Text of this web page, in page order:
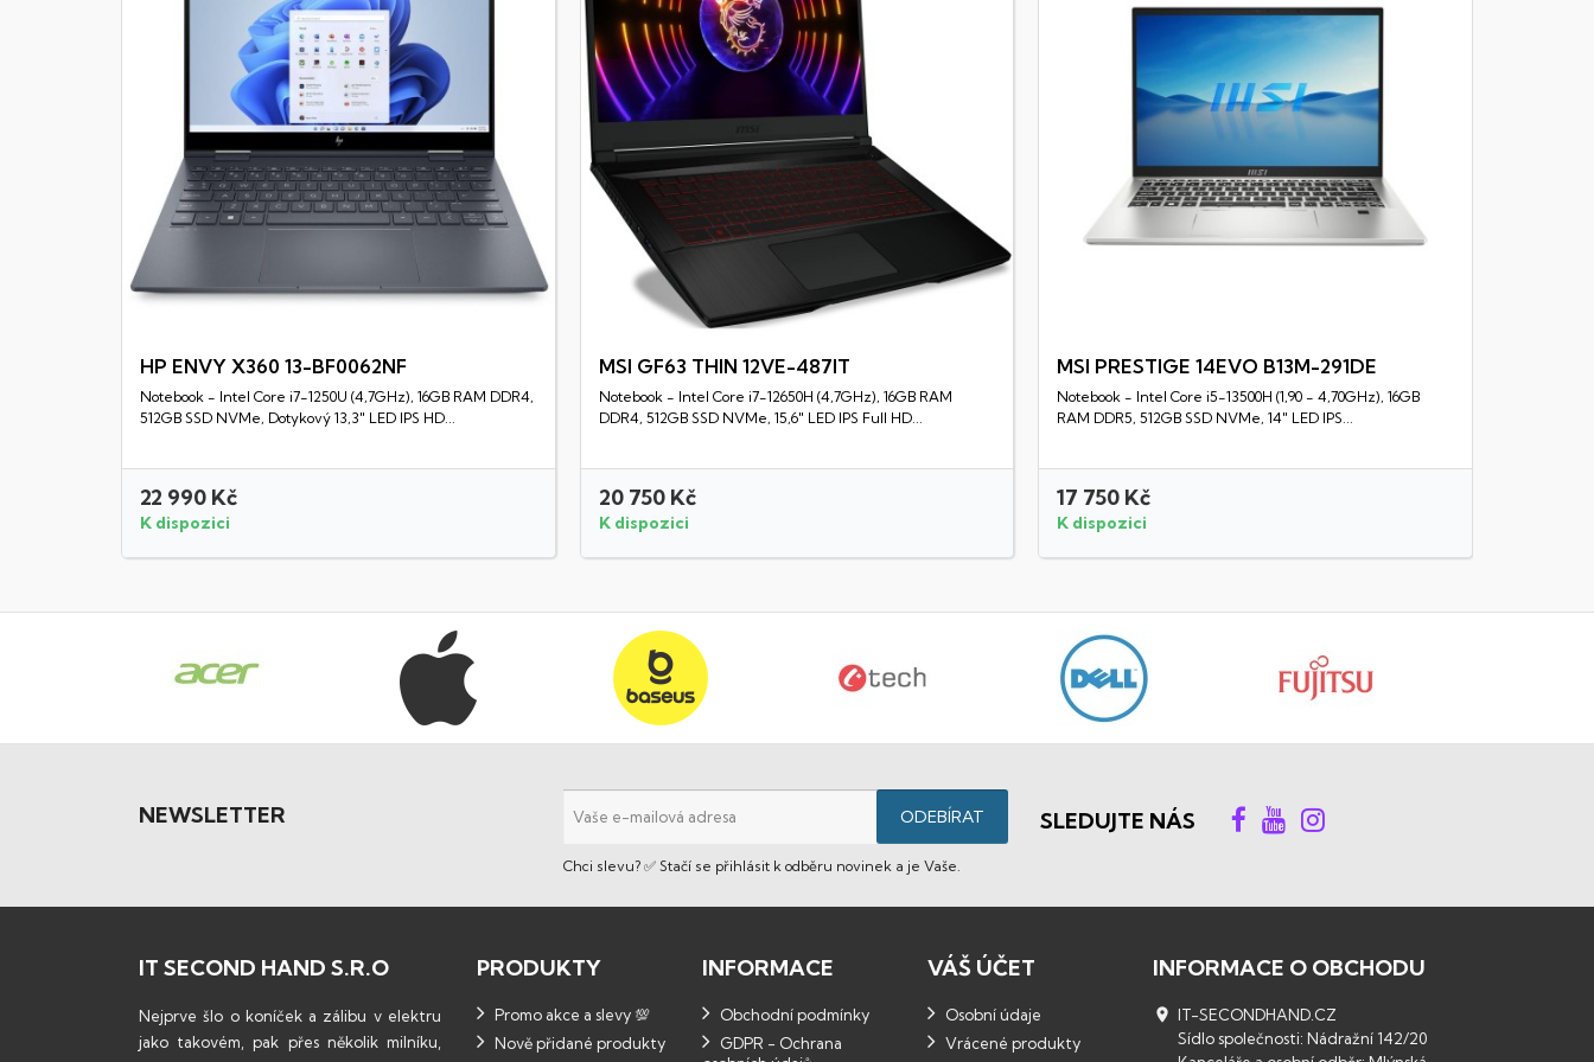
Rychlý náhled
HP ENVY X360 13-BF0062NF
Notebook - Intel Core i7-1250U (4,7GHz), 16GB RAM DDR4,
512GB SSD NVMe, Dotykový 13,3" LED IPS HD...
22 990 Kč
K dispozici
Rychlý náhled
MSI GF63 THIN 12VE-487IT
Notebook - Intel Core i7-12650H (4,7GHz), 16GB RAM
DDR4, 512GB SSD NVMe, 15,6" LED IPS Full HD...
20 750 Kč
K dispozici
Rychlý náhled
MSI PRESTIGE 14EVO B13M-291DE
Notebook - Intel Core i5-13500H (1,90 - 4,70GHz), 16GB
RAM DDR5, 512GB SSD NVMe, 14" LED IPS...
17 750 Kč
K dispozici
NEWSLETTER
Chci slevu? ✅ Stačí se přihlásit k odběru novinek a je Vaše.
SLEDUJTE NÁS
IT SECOND HAND S.R.O
Nejprve šlo o koníček a zálibu v elektru
jako takovém, pak přes několik milníku,
PRODUKTY
Promo akce a slevy 💯
Nově přidané produkty
INFORMACE
Obchodní podmínky
GDPR - Ochrana
VÁŠ ÚČET
Osobní údaje
Vrácené produkty
INFORMACE O OBCHODU
 IT-SECONDHAND.CZ
Sídlo společnosti: Nádražní 142/20